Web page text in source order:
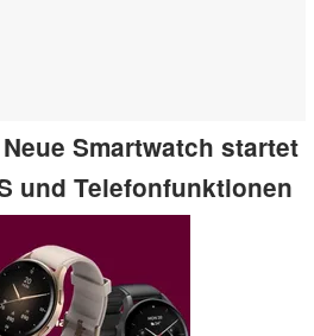
Smartwatch startet
und Telefonfunktionen